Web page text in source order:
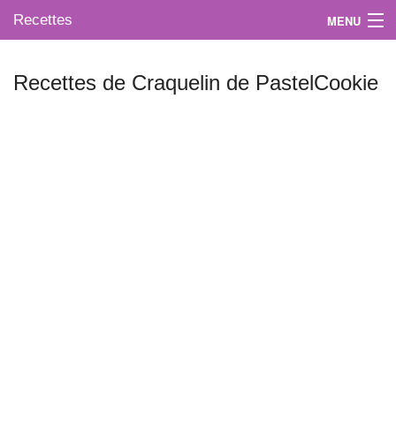
Recettes MENU
Recettes de Craquelin de PastelCookie